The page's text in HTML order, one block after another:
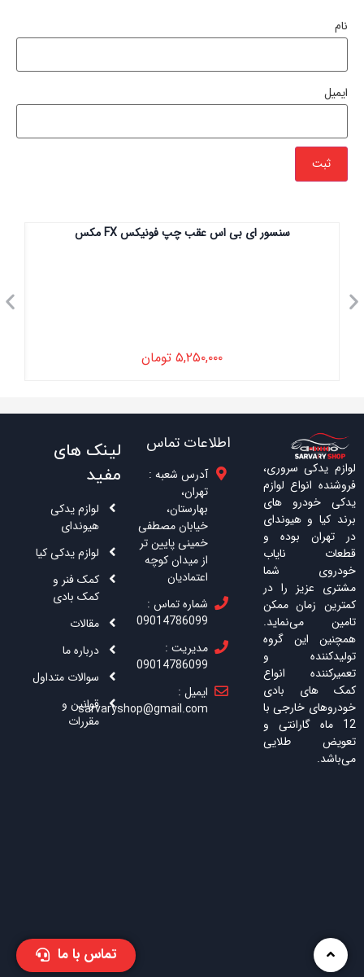
نام
ایمیل
سنسور ای بی اس عقب چپ فونیکس FX مکس
۵,۲۵۰,۰۰۰ تومان
لوازم یدکی سروری،
فروشنده انواع لوازم
یدکی خودرو های
برند کیا و هیوندای
در تهران بوده و
قطعات نایاب
خودروی شما
مشتری عزیز را در
کمترین زمان ممکن
تامین می‌نماید.
همچنین این گروه
تولیدکننده و
تعمیرکننده انواع
کمک های بادی
خودروهای خارجی با
12 ماه گارانتی و
تعویض طلایی
می‌باشد.
تماس با ما
اطلاعات تماس
آدرس شعبه :
تهران،
بهارستان،
خیابان مصطفی
خمینی پایین تر
از میدان کوچه
اعتمادیان
شماره تماس :
09014786099
مدیریت :
09014786099
ایمیل :
sarvaryshop@gmail.com
لینک های
مفید
لوازم یدکی
هیوندای
لوازم یدکی کیا
کمک فنر و
کمک بادی
مقالات
درباره ما
سوالات متداول
قوانین و
مقررات